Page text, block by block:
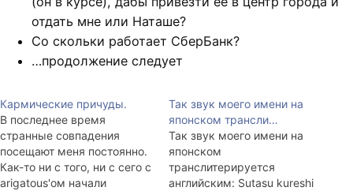
отдать мне или Наташе?
Со скольки работает СберБанк?
…продолжение следует
Кармические причуды.
В последнее время
странные совпадения
посещают меня постоянно.
Как-то ни с того, ни с сего с
arigatous'ом начали
Так звук моего имени на
японском трансли…
Так звук моего имени на
японском
транслитерируется
английским: Sutasu kureshi